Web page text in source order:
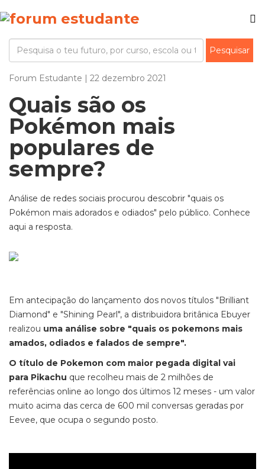
Forum Estudante | 22 dezembro 2021
Quais são os
Pokémon mais
populares de
sempre?
Análise de redes sociais procurou descobrir "quais os
Pokémon mais adorados e odiados" pelo público. Conhece
aqui a resposta.
Em antecipação do lançamento dos novos títulos "Brilliant
Diamond" e "Shining Pearl", a distribuidora britânica Ebuyer
realizou uma análise sobre "quais os pokemons mais
amados, odiados e falados de sempre".
O título de Pokemon com maior pegada digital vai
para Pikachu que recolheu mais de 2 milhões de
referências online ao longo dos últimos 12 meses - um valor
muito acima das cerca de 600 mil conversas geradas por
Eevee, que ocupa o segundo posto.